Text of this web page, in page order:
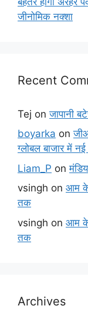
जीनोमिक नक्शा
Recent
Tej onजापानी
boyarka on
ग्लोबल बाजार में
Liam_P on
vsingh on आम के
तक
vsingh on आम के
तक
Archives